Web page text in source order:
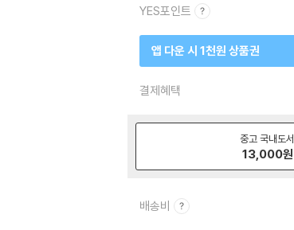
YES포인트
앱 다운 시 1천원 상품권
결제혜택
중고 국내도서
13,000원
배송비